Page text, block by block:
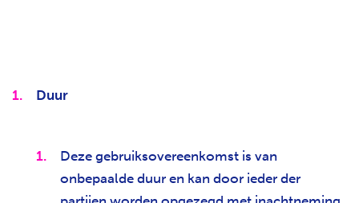
Duur
Deze gebruiksovereenkomst is van
onbepaalde duur en kan door ieder der